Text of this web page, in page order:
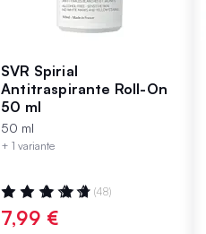
SVR Spirial
Antitraspirante Roll-On
50 ml
50 ml
+ 1 variante
Valutazione:
97%
(48)
7,99 €